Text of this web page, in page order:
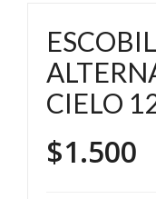
CIELO
$1.500